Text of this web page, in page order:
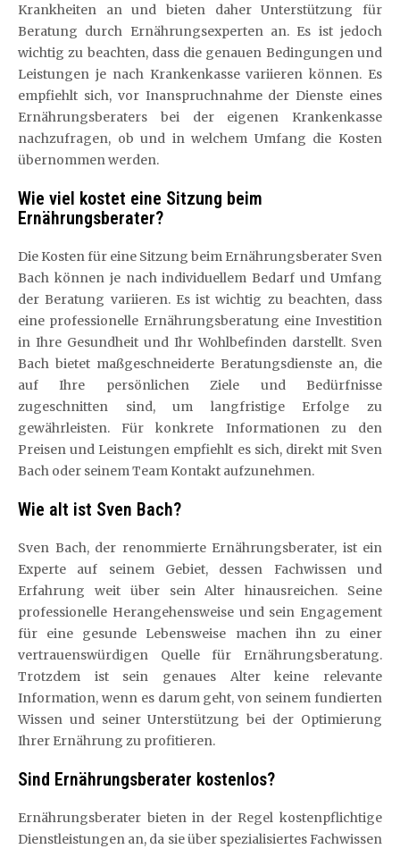
Krankheiten an und bieten daher Unterstützung für
Beratung durch Ernährungsexperten an. Es ist jedoch
wichtig zu beachten, dass die genauen Bedingungen und
Leistungen je nach Krankenkasse variieren können. Es
empfiehlt sich, vor Inanspruchnahme der Dienste eines
Ernährungsberaters bei der eigenen Krankenkasse
nachzufragen, ob und in welchem Umfang die Kosten
übernommen werden.
Wie viel kostet eine Sitzung beim
Ernährungsberater?
Die Kosten für eine Sitzung beim Ernährungsberater Sven
Bach können je nach individuellem Bedarf und Umfang
der Beratung variieren. Es ist wichtig zu beachten, dass
eine professionelle Ernährungsberatung eine Investition
in Ihre Gesundheit und Ihr Wohlbefinden darstellt. Sven
Bach bietet maßgeschneiderte Beratungsdienste an, die
auf Ihre persönlichen Ziele und Bedürfnisse
zugeschnitten sind, um langfristige Erfolge zu
gewährleisten. Für konkrete Informationen zu den
Preisen und Leistungen empfiehlt es sich, direkt mit Sven
Bach oder seinem Team Kontakt aufzunehmen.
Wie alt ist Sven Bach?
Sven Bach, der renommierte Ernährungsberater, ist ein
Experte auf seinem Gebiet, dessen Fachwissen und
Erfahrung weit über sein Alter hinausreichen. Seine
professionelle Herangehensweise und sein Engagement
für eine gesunde Lebensweise machen ihn zu einer
vertrauenswürdigen Quelle für Ernährungsberatung.
Trotzdem ist sein genaues Alter keine relevante
Information, wenn es darum geht, von seinem fundierten
Wissen und seiner Unterstützung bei der Optimierung
Ihrer Ernährung zu profitieren.
Sind Ernährungsberater kostenlos?
Ernährungsberater bieten in der Regel kostenpflichtige
Dienstleistungen an, da sie über spezialisiertes Fachwissen